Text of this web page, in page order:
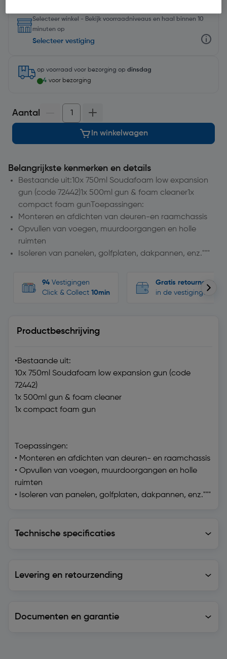
Selecteer winkel - Bekijk voorraadniveaus en haal binnen 10
minuten op
Selecteer vestiging
op voorraad voor bezorging op dinsdag
4 voor bezorging
Aantal
In winkelwagen
Belangrijkste kenmerken en details
Bestaande uit:10x 750ml Soudafoam low expansion
gun (code 72442)1x 500ml gun & foam cleaner1x
compact foam gunToepassingen:
Monteren en afdichten van deuren-en raamchassis
Opvullen van voegen, muurdoorgangen en holle
ruimten
Isoleren van panelen, golfplaten, dakpannen, enz."""
94 Vestigingen
Click & Collect 10min
Gratis retourneren
in de vestigingen
Productbeschrijving
•Bestaande uit:
10x 750ml Soudafoam low expansion gun (code
72442)
1x 500ml gun & foam cleaner
1x compact foam gun
Toepassingen:
• Monteren en afdichten van deuren- en raamchassis
• Opvullen van voegen, muurdoorgangen en holle
ruimten
• Isoleren van panelen, golfplaten, dakpannen, enz."""
Technische specificaties
Levering en retourzending
Documenten en garantie